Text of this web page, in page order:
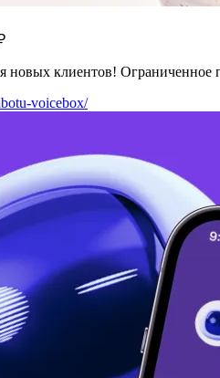
новых клиентов! Ограниченное
voicebox/